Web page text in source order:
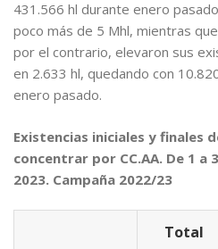
431.566 hl durante enero
poco más de 5 Mhl, mientras
por el contrario, elevaron sus
en 2.633 hl, quedando con
enero pasado.
Existencias iniciales y finales
concentrar por CC.AA. De 1 a
2023. Campaña 2022/23
Total